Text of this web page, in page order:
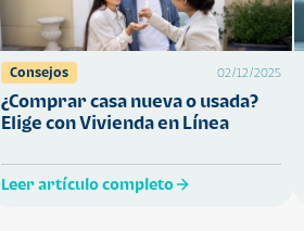
Consejos 02/12/2025
¿Comprar casa nueva o usada?
Elige con Vivienda en Línea
Leer artículo completo